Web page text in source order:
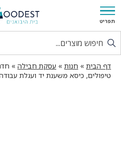
תפריט
דף הבית » חנות » עסקת חבילה »
טיפולים, כיסא משענת יד ועגלת